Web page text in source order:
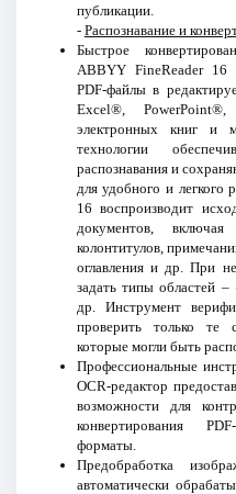
публикации.
- Распознавание и
Быстрое
ABBYY FineReader 16
PDF-файлы в
Excel®,
электронных книг и
технологии
распознавания и
для удобного и легкого
16 воспроизводит
документов,
колонтитулов,
оглавления и др. При
задать типы областей
др. Инструмент
проверить только те
которые могли быть
Профессиональные
OCR-редактор
возможности для
конвертирования
форматы.
Предобработка
автоматически